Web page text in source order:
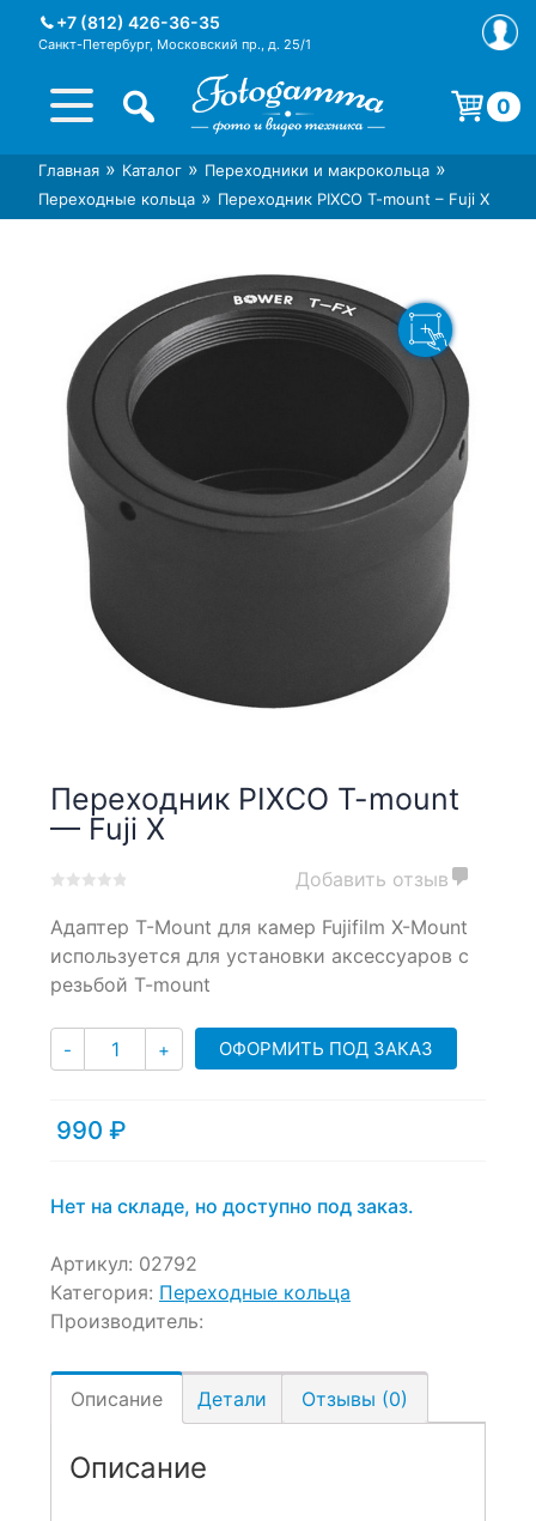
+7 (812) 426-36-35
Санкт-Петербург, Московский пр., д. 25/1
Интернет-магазин фототехники
Foto-Gamma в СПб
Магазин фотоаксессуаров foto-
gamma.ru
0
Корзина пуста.
Главная » Каталог » Переходники и макрокольца »
Переходные кольца » Переходник PIXCO T-mount – Fuji X
Переходник PIXCO T-mount
— Fuji X
out
on
Добавить отзыв
Адаптер T-Mount для камер Fujifilm X-Mount
используется для установки аксессуаров с
резьбой T-mount
- Количество
+ ОФОРМИТЬ ПОД ЗАКАЗ
990 ₽
Нет на складе, но доступно под заказ.
Артикул: 02792
Категория: Переходные кольца
Производитель:
Описание Детали Отзывы (0)
Описание